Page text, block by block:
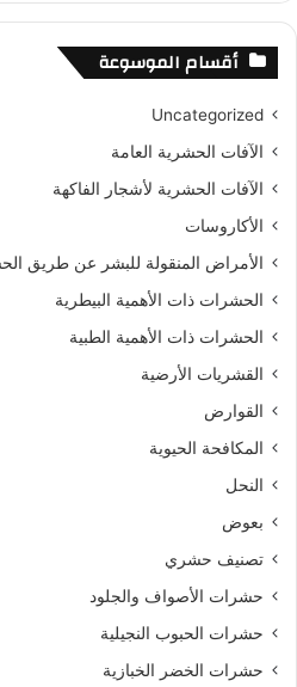
أقسام الموسوعة
Uncategorized
الآفات الحشرية العامة
الآفات الحشرية لأشجار الفاكهة
الأكاروسات
الأمراض المنقولة للبشر عن طريق
الحشرات ذات الأهمية البيطرية
الحشرات ذات الأهمية الطبية
القشريات الأرضية
القوارض
المكافحة الحيوية
النحل
بعوض
تصنيف حشري
حشرات الأصواف والجلود
حشرات الحبوب النجيلية
حشرات الخضر الخبازية